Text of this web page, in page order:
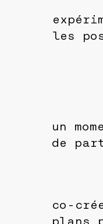
les
un
de
co-
plans